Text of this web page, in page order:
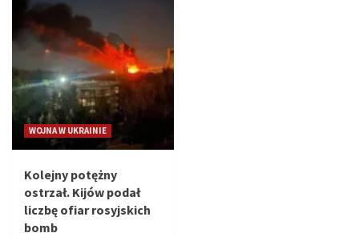
WOJNA W UKRAINIE
Kolejny potężny
ostrzał. Kijów podał
liczbę ofiar rosyjskich
bomb